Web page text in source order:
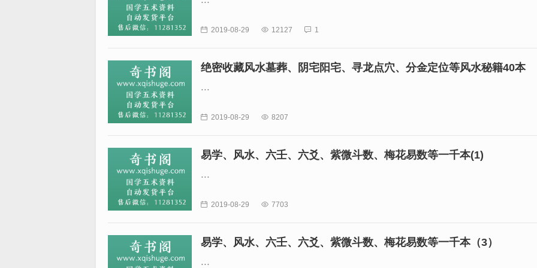
 2019-08-29  12127  1
绝密收藏风水墓葬、阴宅阳宅、寻龙点穴、分金定位等风水秘籍40本
...
 2019-08-29  8207
易学、风水、六壬、六爻、紫微斗数、梅花易数等一千本(1)
...
 2019-08-29  7703
易学、风水、六壬、六爻、紫微斗数、梅花易数等一千本（3）
...